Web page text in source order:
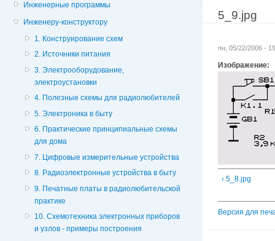
Инженерные программы
Инженеру-конструктору
1. Конструирование схем
2. Источники питания
3. Электрооборудование,
электроустановки
4. Полезные схемы для радиолюбителей
5. Электроника в быту
6. Практические принципиальные схемы
для дома
7. Цифровые измерительные устройства
8. Радиоэлектронные устройства в быту
9. Печатные платы в радиолюбительской
практике
10. Схемотехника электронных приборов
и узлов - примеры построения
5_9.jpg
пн, 05/22/2006 -
Изображение:
‹ 5_8.jpg
Версия для